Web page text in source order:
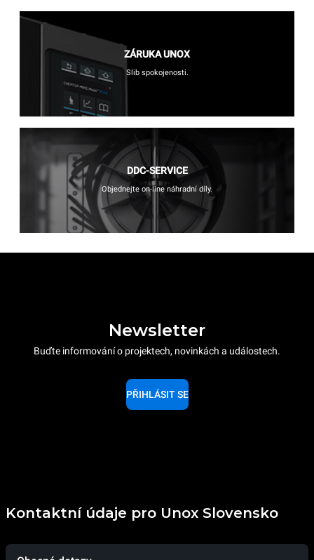
ZÁRUKA UNOX
Slib spokojenosti.
DDC-SERVICE
Objednejte on-line náhradní díly.
Newsletter
Buďte informování o projektech, novinkách a událostech.
PŘIHLÁSIT SE
Kontaktní údaje pro Unox Slovensko